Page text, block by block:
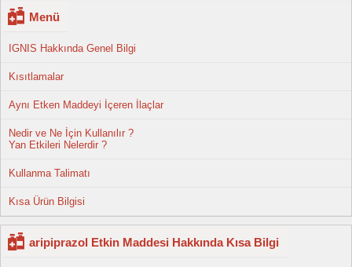
Menü
IGNIS Hakkında Genel Bilgi
Kısıtlamalar
Aynı Etken Maddeyi İçeren İlaçlar
Nedir ve Ne İçin Kullanılır ?
Yan Etkileri Nelerdir ?
Kullanma Talimatı
Kısa Ürün Bilgisi
aripiprazol Etkin Maddesi Hakkında Kısa Bilgi